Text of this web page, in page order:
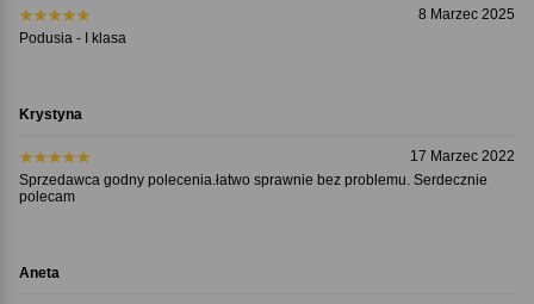
8 Marzec 2025
Podusia - I klasa
Krystyna
17 Marzec 2022
Sprzedawca godny polecenia.łatwo sprawnie bez problemu. Serdecznie
polecam
Aneta